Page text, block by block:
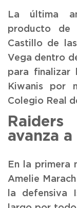
La última
producto de
Castillo de
Vega dentro
para finalizar
Kiwanis por
Colegio Real
avanza
En la primera
Amelie
la defensiva